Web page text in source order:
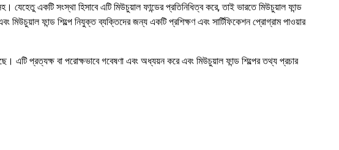
একটি সংস্থা হিসাবে এটি মিউচুয়াল ফান্ডের প্রতিনিধিত্ব করে, তাই ভারতে মিউচুয়াল ফান্ড
ফান্ড শিল্পে নিযুক্ত ব্যক্তিদের জন্য একটি প্রশিক্ষণ এবং সার্টিফিকেশন প্রোগ্রাম পাওয়ার
এটি প্রত্যক্ষ বা পরোক্ষভাবে গবেষণা এবং অধ্যয়ন করে এবং মিউচুয়াল ফান্ড শিল্পের তথ্য প্রচার